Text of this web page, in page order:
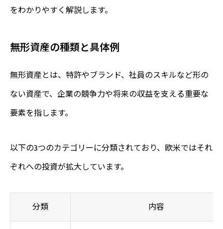
をわかりやすく解説します。
無形資産の種類と具体例
無形資産とは、特許やブランド、社員のスキルなど形の
ない資産で、企業の競争力や将来の収益を支える重要な
要素を指します。
以下の3つのカテゴリーに分類されており、欧米ではそれ
ぞれへの投資が拡大しています。
分類 内容